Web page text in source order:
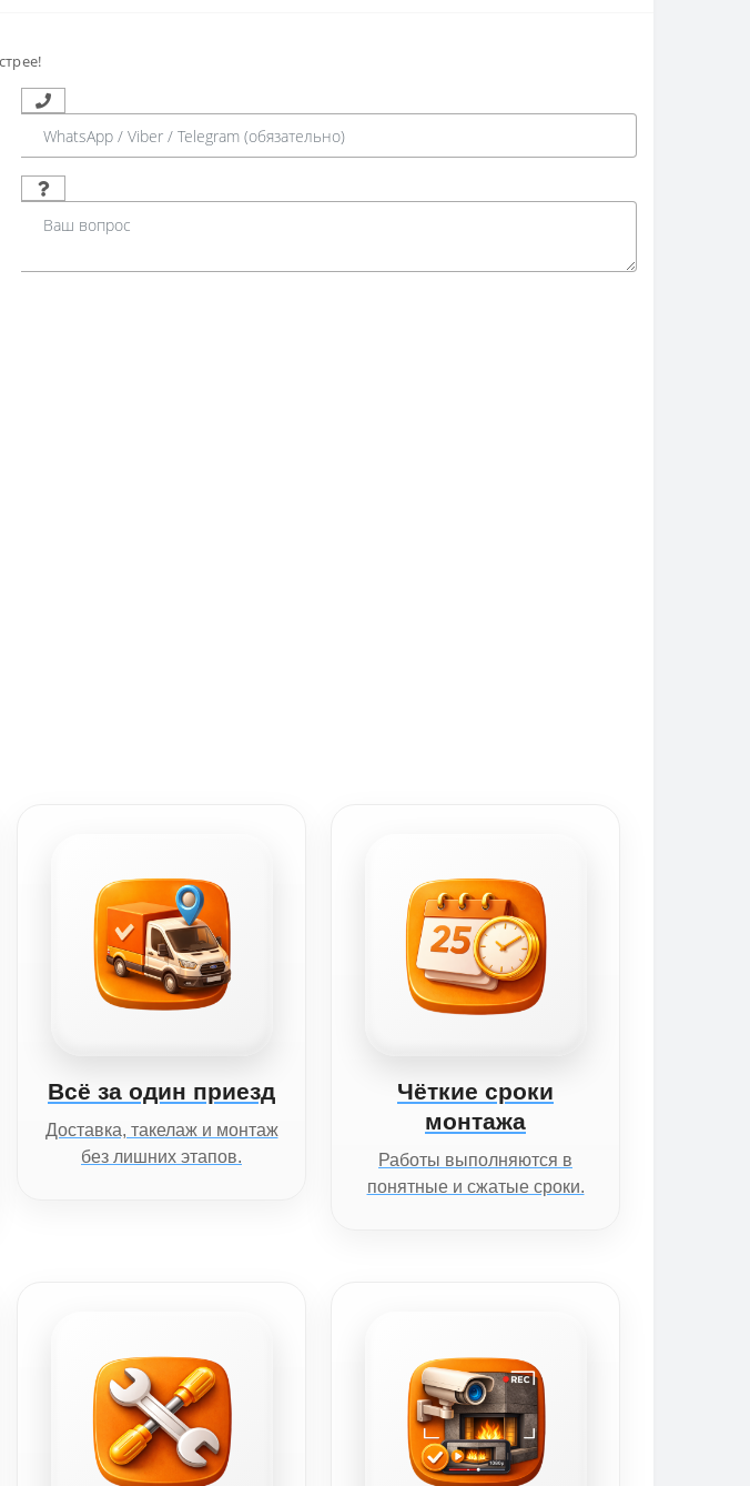
Всё за один приезд
Доставка, такелаж и монтаж
без лишних этапов.
Чёткие сроки
монтажа
Работы выполняются в
понятные и сжатые сроки.